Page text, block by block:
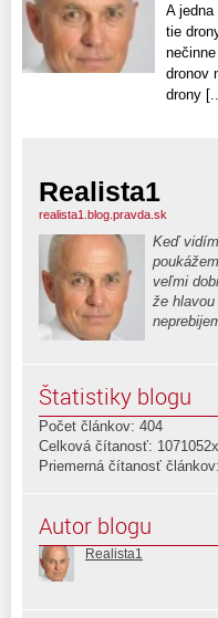
A
tie
dronov
drony
Realista1
realista1.blog.pravda.sk
Keď
veľmi
že
Štatistiky blogu
Počet článkov: 404
Celková čítanosť: 1071052x
Priemerná čítanosť
Autor blogu
Realista1